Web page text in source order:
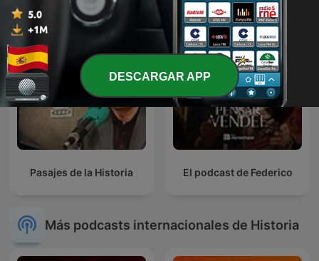
Pasajes de la Historia El podcast de Federico
Más podcasts internacionales de Historia
DESCARGAR APP